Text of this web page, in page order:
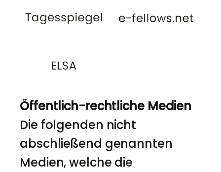
Öffentlich-rechtliche Medien
Die folgenden nicht
abschließend genannten
Medien, welche die